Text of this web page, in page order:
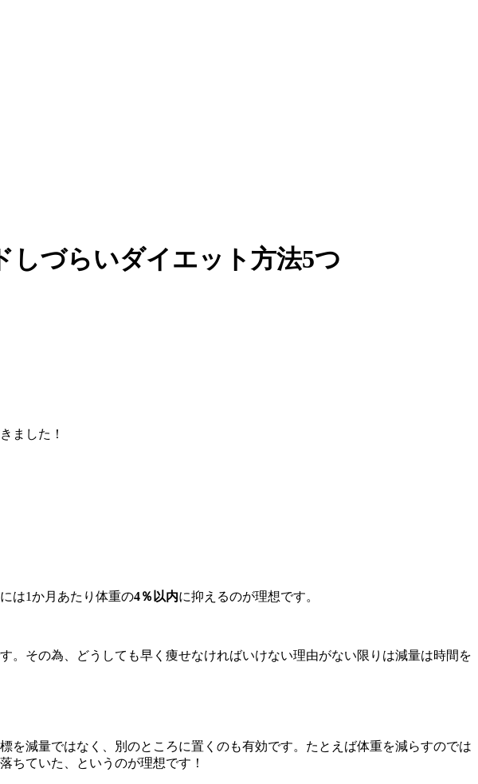
づらいダイエット方法5つ
ました！
は1か月あたり体重の4％以内に抑えるのが理想です。
その為、どうしても早く痩せなければいけない理由がない限りは減量は時間を
減量ではなく、別のところに置くのも有効です。たとえば体重を減らすのでは
ちていた、というのが理想です！